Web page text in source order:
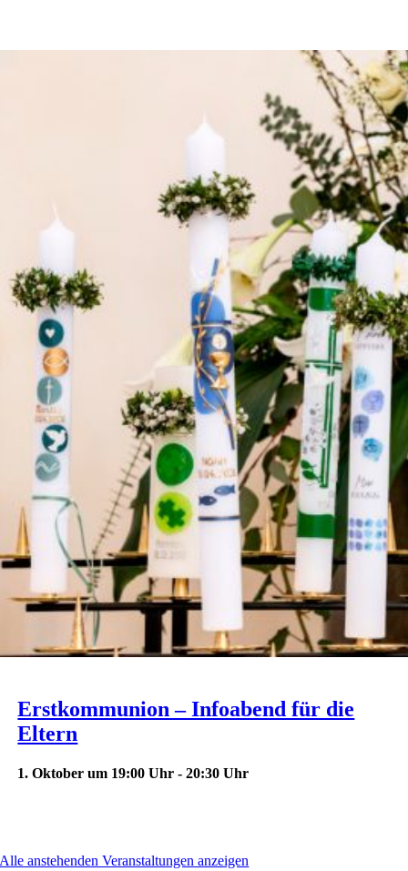
Erstkommunion – Infoabend für die
Eltern
1. Oktober um 19:00 Uhr -20:30 Uhr
Alle anstehenden Veranstaltungen anzeigen